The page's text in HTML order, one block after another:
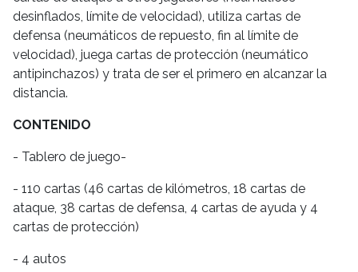
desinflados, límite de velocidad), utiliza cartas de
defensa (neumáticos de repuesto, fin al límite de
velocidad), juega cartas de protección (neumático
antipinchazos) y trata de ser el primero en alcanzar la
distancia.
CONTENIDO
- Tablero de juego-
- 110 cartas (46 cartas de kilómetros, 18 cartas de
ataque, 38 cartas de defensa, 4 cartas de ayuda y 4
cartas de protección)
- 4 autos